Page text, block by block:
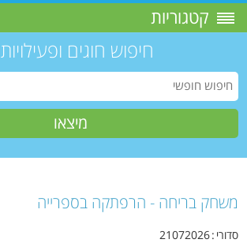
קטגוריות
חיפוש חוגים ופעילויות
משחק בריחה - הרפתקה בספרייה
סדורי 21072026